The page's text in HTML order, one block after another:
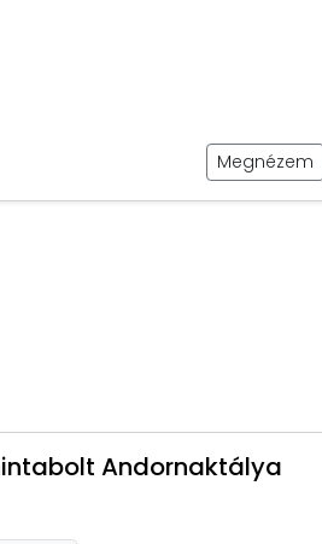
Megnézem
Andornaktálya